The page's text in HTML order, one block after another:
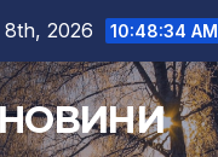
8th, 2026 10:48:35 AM